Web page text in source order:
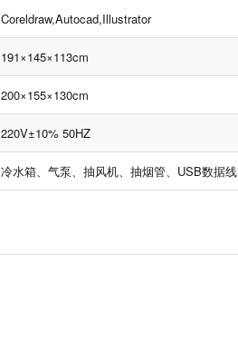
Coreldraw,Autocad,Illustrator
191×145×113cm
200×155×130cm
220V±10% 50HZ
冷水箱、气泵、抽风机、抽烟管、USB数据线